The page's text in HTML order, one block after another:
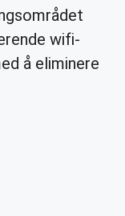
wifi-
å eliminere